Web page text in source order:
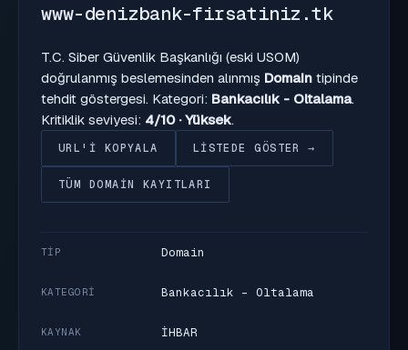
www-denizbank-firsatiniz.tk
T.C. Siber Güvenlik Başkanlığı (eski USOM)
doğrulanmış beslemesinden alınmış Domain tipinde
tehdit göstergesi. Kategori: Bankacılık - Oltalama.
Kritiklik seviyesi: 4/10 · Yüksek.
URL'I KOPYALA LISTEDE GÖSTER →
TÜM DOMAIN KAYITLARI
TIP Domain
KATEGORI Bankacılık - Oltalama
KAYNAK İHBAR